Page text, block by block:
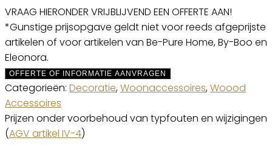
VRAAG HIERONDER VRIJBLIJVEND EEN OFFERTE AAN!
*Gunstige prijsopgave geldt niet voor reeds afgeprijste
artikelen of voor artikelen van Be-Pure Home, By-Boo en
Eleonora.
OFFERTE OF INFORMATIE AANVRAGEN
Categorieën: Decoratie,Woonaccessoires,Woood
Accessoires
Prijzen onder voorbehoud van typfouten en wijzigingen
(AGV artikel IV-4)